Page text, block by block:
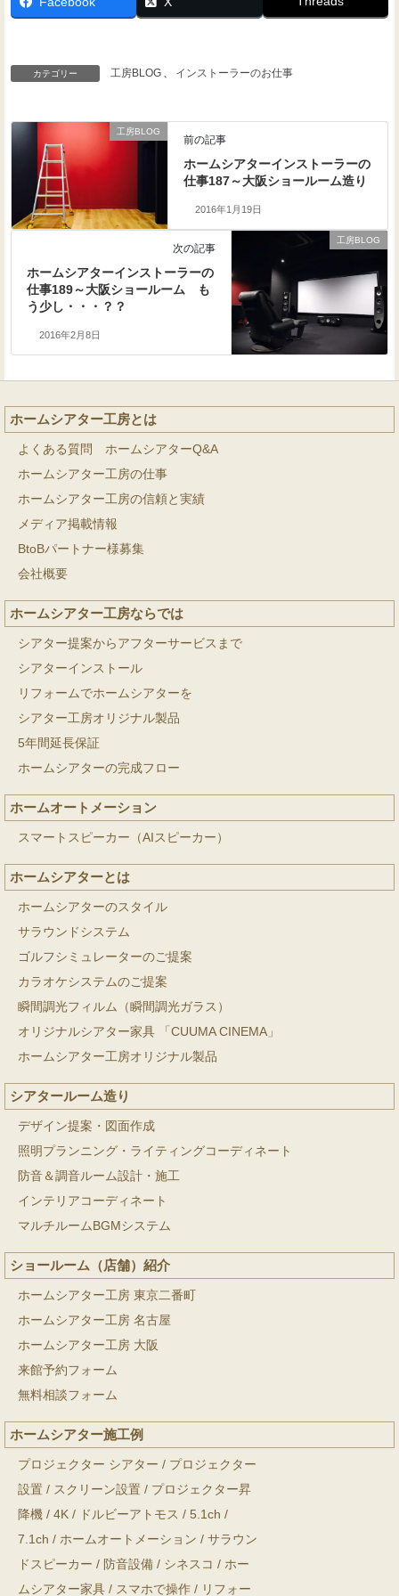
カテゴリー 工房BLOG 、 インストーラーのお仕事
工房BLOG
前の記事
ホームシアターインストーラーの
仕事187～大阪ショールーム造り
2016年1月19日
工房BLOG
次の記事
ホームシアターインストーラーの
仕事189～大阪ショールーム も
う少し・・・？？
2016年2月8日
ホームシアター工房とは
よくある質問 ホームシアターQ&A
ホームシアター工房の仕事
ホームシアター工房の信頼と実績
メディア掲載情報
BtoBパートナー様募集
会社概要
ホームシアター工房ならでは
シアター提案からアフターサービスまで
シアターインストール
リフォームでホームシアターを
シアター工房オリジナル製品
5年間延長保証
ホームシアターの完成フロー
ホームオートメーション
スマートスピーカー（AIスピーカー）
ホームシアターとは
ホームシアターのスタイル
サラウンドシステム
ゴルフシミュレーターのご提案
カラオケシステムのご提案
瞬間調光フィルム（瞬間調光ガラス）
オリジナルシアター家具 「CUUMA CINEMA」
ホームシアター工房オリジナル製品
シアタールーム造り
デザイン提案・図面作成
照明プランニング・ライティングコーディネート
防音＆調音ルーム設計・施工
インテリアコーディネート
マルチルームBGMシステム
ショールーム（店舗）紹介
ホームシアター工房 東京二番町
ホームシアター工房 名古屋
ホームシアター工房 大阪
来館予約フォーム
無料相談フォーム
ホームシアター施工例
プロジェクター シアター / プロジェクター
設置 / スクリーン設置 / プロジェクター昇
降機 / 4K / ドルビーアトモス / 5.1ch /
7.1ch / ホームオートメーション / サラウン
ドスピーカー / 防音設備 / シネスコ / ホー
ムシアター家具 / スマホで操作 / リフォー